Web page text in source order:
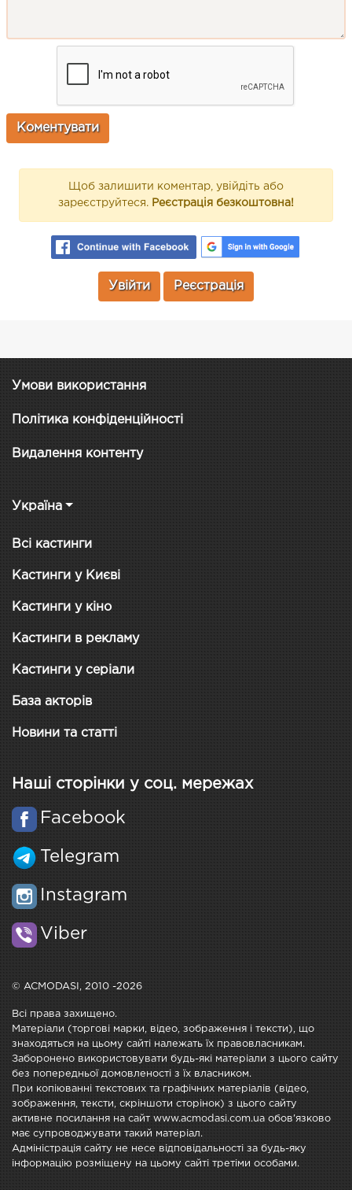
Щоб залишити коментар, увійдіть або
зареєструйтеся. Реєстрація безкоштовна!
Увійти Реєстрація
Умови використання
Політика конфіденційності
Видалення контенту
Україна
Всі кастинги
Кастинги у Києві
Кастинги у кіно
Кастинги в рекламу
Кастинги у серіали
База акторів
Новини та статті
Наші сторінки у соц. мережах
Facebook
Telegram
Instagram
Viber
© ACMODASI, 2010 -2026
Всі права захищено.
Матеріали (торгові марки, відео, зображення і тексти), що
знаходяться на цьому сайті належать їх правовласникам.
Заборонено використовувати будь-які матеріали з цього сайту
без попередньої домовленості з їх власником.
При копіюванні текстових та графічних матеріалів (відео,
зображення, тексти, скріншоти сторінок) з цього сайту
активне посилання на сайт www.acmodasi.com.ua обов'язково
має супроводжувати такий матеріал.
Адміністрація сайту не несе відповідальності за будь-яку
інформацію розміщену на цьому сайті третіми особами.